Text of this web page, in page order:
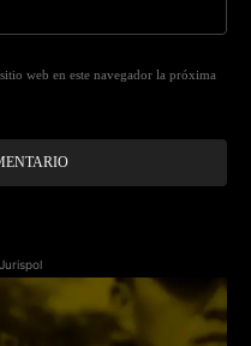
web en este navegador la próxima